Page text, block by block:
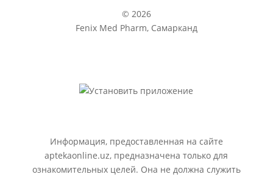
© 2026
Fenix Med Pharm, Самарканд
Информация, предоставленная на сайте
aptekaonline.uz, предназначена только для
ознакомительных целей. Она не должна служить